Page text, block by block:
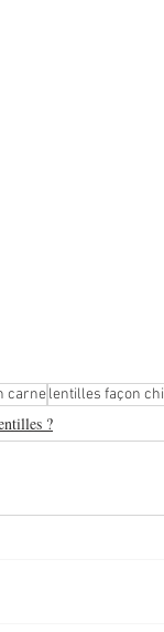
carnelentilles façon
?